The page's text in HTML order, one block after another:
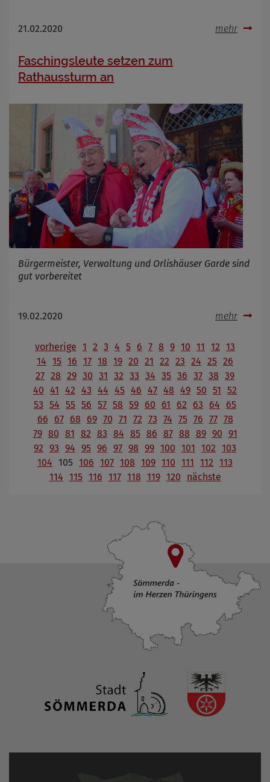
21.02.2020 mehr
Faschingsleute setzen zum
Rathaussturm an
Bürgermeister, Verwaltung und Orlishäuser Garde sind
gut vorbereitet
19.02.2020 mehr
vorherige 1 2 3 4 5 6 7 8 9 10 11 12 13
14 15 16 17 18 19 20 21 22 23 24 25 26
27 28 29 30 31 32 33 34 35 36 37 38 39
40 41 42 43 44 45 46 47 48 49 50 51
52
53 54 55 56 57 58 59 60 61 62 63 64
65
66
67 68 69 70 71 72 73 74 75 76 77 78
79 80 81 82 83 84 85 86 87 88 89 90 91
92 93 94 95 96 97 98 99 100 101 102 103
104
105 106 107 108 109 110 111 112 113
114 115 116 117 118 119 120 nächste